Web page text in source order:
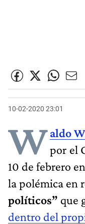
10-02-2020 23:01
Waldo
por el
10 de febrero en
la polémica en
políticos” que
dentro del